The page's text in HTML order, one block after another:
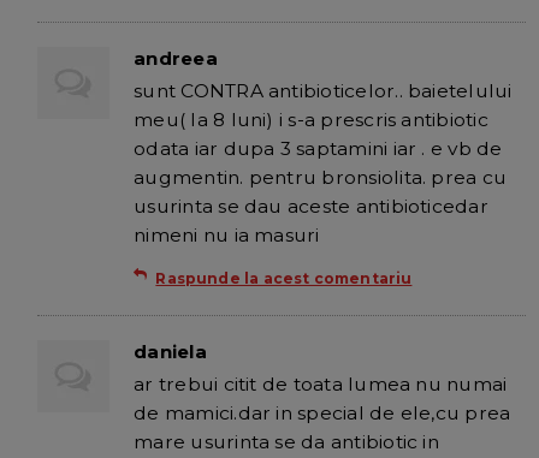
andreea
sunt CONTRA antibioticelor.. baietelului
meu( la 8 luni) i s-a prescris antibiotic
odata iar dupa 3 saptamini iar . e vb de
augmentin. pentru bronsiolita. prea cu
usurinta se dau aceste antibioticedar
nimeni nu ia masuri
Raspunde la acest comentariu
daniela
ar trebui citit de toata lumea nu numai
de mamici.dar in special de ele,cu prea
mare usurinta se da antibiotic in